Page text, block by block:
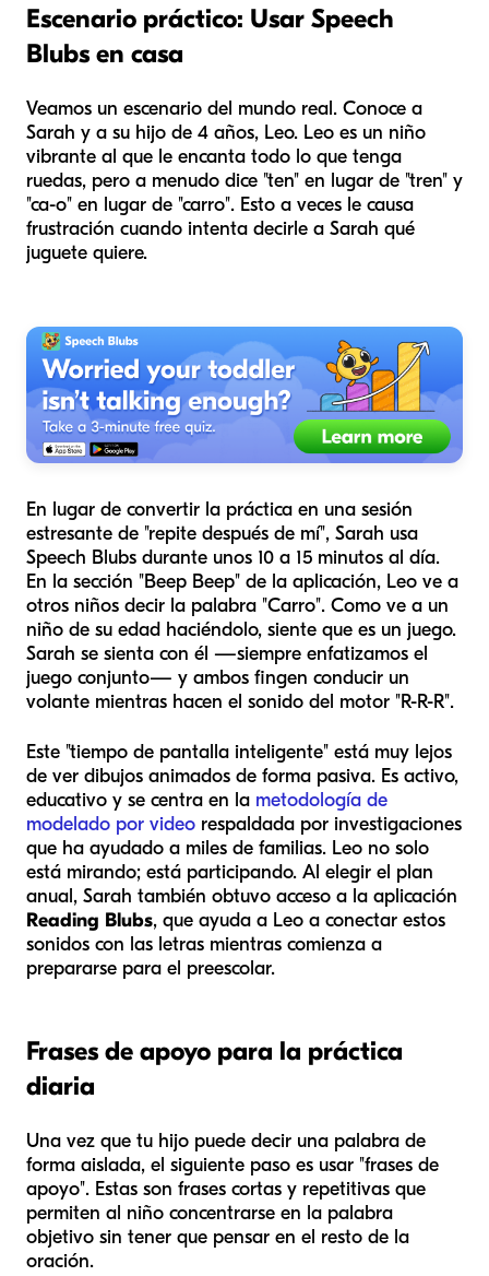
Escenario práctico: Usar Speech
Blubs en casa
Veamos un escenario del mundo real. Conoce a
Sarah y a su hijo de 4 años, Leo. Leo es un niño
vibrante al que le encanta todo lo que tenga
ruedas, pero a menudo dice "ten" en lugar de "tren" y
"ca-o" en lugar de "carro". Esto a veces le causa
frustración cuando intenta decirle a Sarah qué
juguete quiere.
En lugar de convertir la práctica en una sesión
estresante de "repite después de mí", Sarah usa
Speech Blubs durante unos 10 a 15 minutos al día.
En la sección "Beep Beep" de la aplicación, Leo ve a
otros niños decir la palabra "Carro". Como ve a un
niño de su edad haciéndolo, siente que es un juego.
Sarah se sienta con él —siempre enfatizamos el
juego conjunto— y ambos fingen conducir un
volante mientras hacen el sonido del motor "R-R-R".
Este "tiempo de pantalla inteligente" está muy lejos
de ver dibujos animados de forma pasiva. Es activo,
educativo y se centra en la metodología de
modelado por video respaldada por investigaciones
que ha ayudado a miles de familias. Leo no solo
está mirando; está participando. Al elegir el plan
anual, Sarah también obtuvo acceso a la aplicación
Reading Blubs, que ayuda a Leo a conectar estos
sonidos con las letras mientras comienza a
prepararse para el preescolar.
Frases de apoyo para la práctica
diaria
Una vez que tu hijo puede decir una palabra de
forma aislada, el siguiente paso es usar "frases de
apoyo". Estas son frases cortas y repetitivas que
permiten al niño concentrarse en la palabra
objetivo sin tener que pensar en el resto de la
oración.